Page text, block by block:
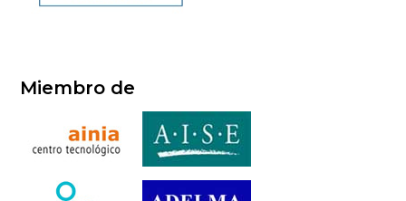
Miembro de